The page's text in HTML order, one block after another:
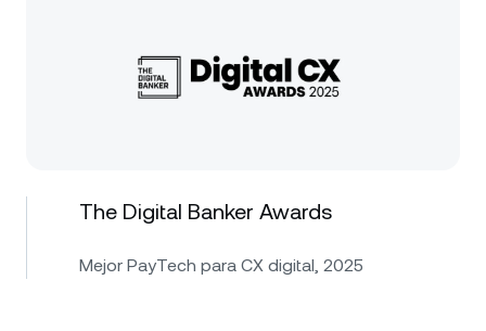
The Digital Banker Awards
Mejor PayTech para CX digital, 2025